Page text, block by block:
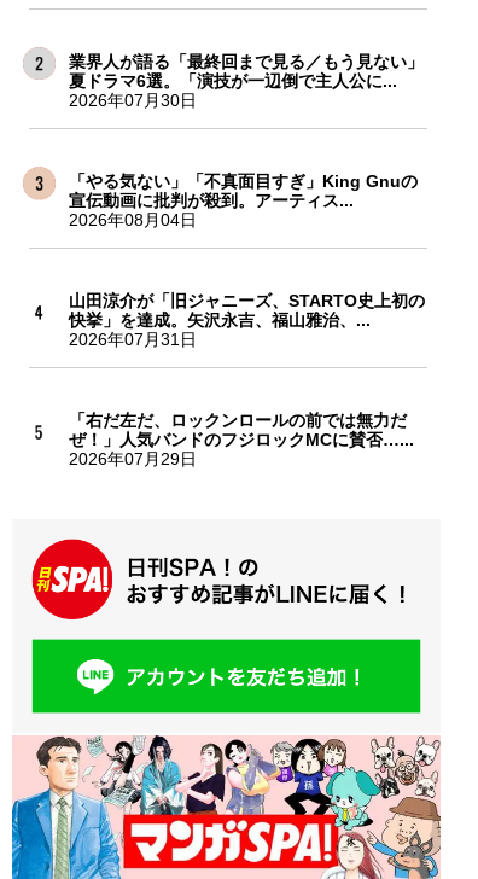
業界人が語る「最終回まで見る／もう見ない」
夏ドラマ6選。「演技が一辺倒で主人公に...
2026年07月30日
「やる気ない」「不真面目すぎ」King Gnuの
宣伝動画に批判が殺到。アーティス...
2026年08月04日
山田涼介が「旧ジャニーズ、STARTO史上初の
快挙」を達成。矢沢永吉、福山雅治、...
2026年07月31日
「右だ左だ、ロックンロールの前では無力だ
ぜ！」人気バンドのフジロックMCに賛否…...
2026年07月29日